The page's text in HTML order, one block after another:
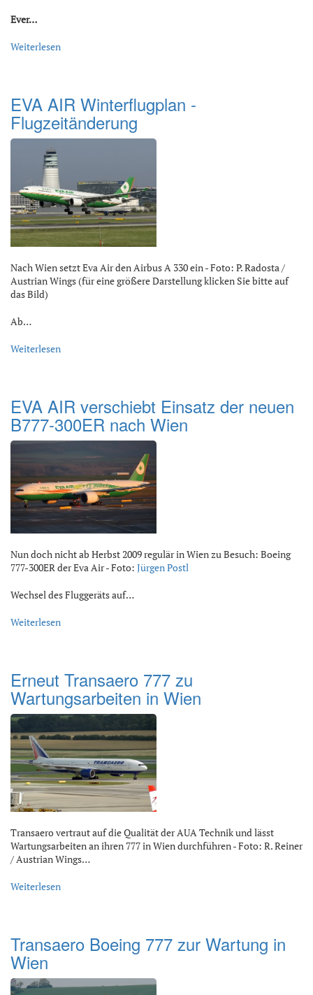
Ever…
Weiterlesen
EVA AIR Winterflugplan -
Flugzeitänderung
Nach Wien setzt Eva Air den Airbus A 330 ein - Foto: P. Radosta /
Austrian Wings (für eine größere Darstellung klicken Sie bitte auf
das Bild)
Ab…
Weiterlesen
EVA AIR verschiebt Einsatz der neuen
B777-300ER nach Wien
Nun doch nicht ab Herbst 2009 regulär in Wien zu Besuch: Boeing
777-300ER der Eva Air - Foto: Jürgen Postl
Wechsel des Fluggeräts auf…
Weiterlesen
Erneut Transaero 777 zu
Wartungsarbeiten in Wien
Transaero vertraut auf die Qualität der AUA Technik und lässt
Wartungsarbeiten an ihren 777 in Wien durchführen - Foto: R. Reiner
/ Austrian Wings…
Weiterlesen
Transaero Boeing 777 zur Wartung in
Wien